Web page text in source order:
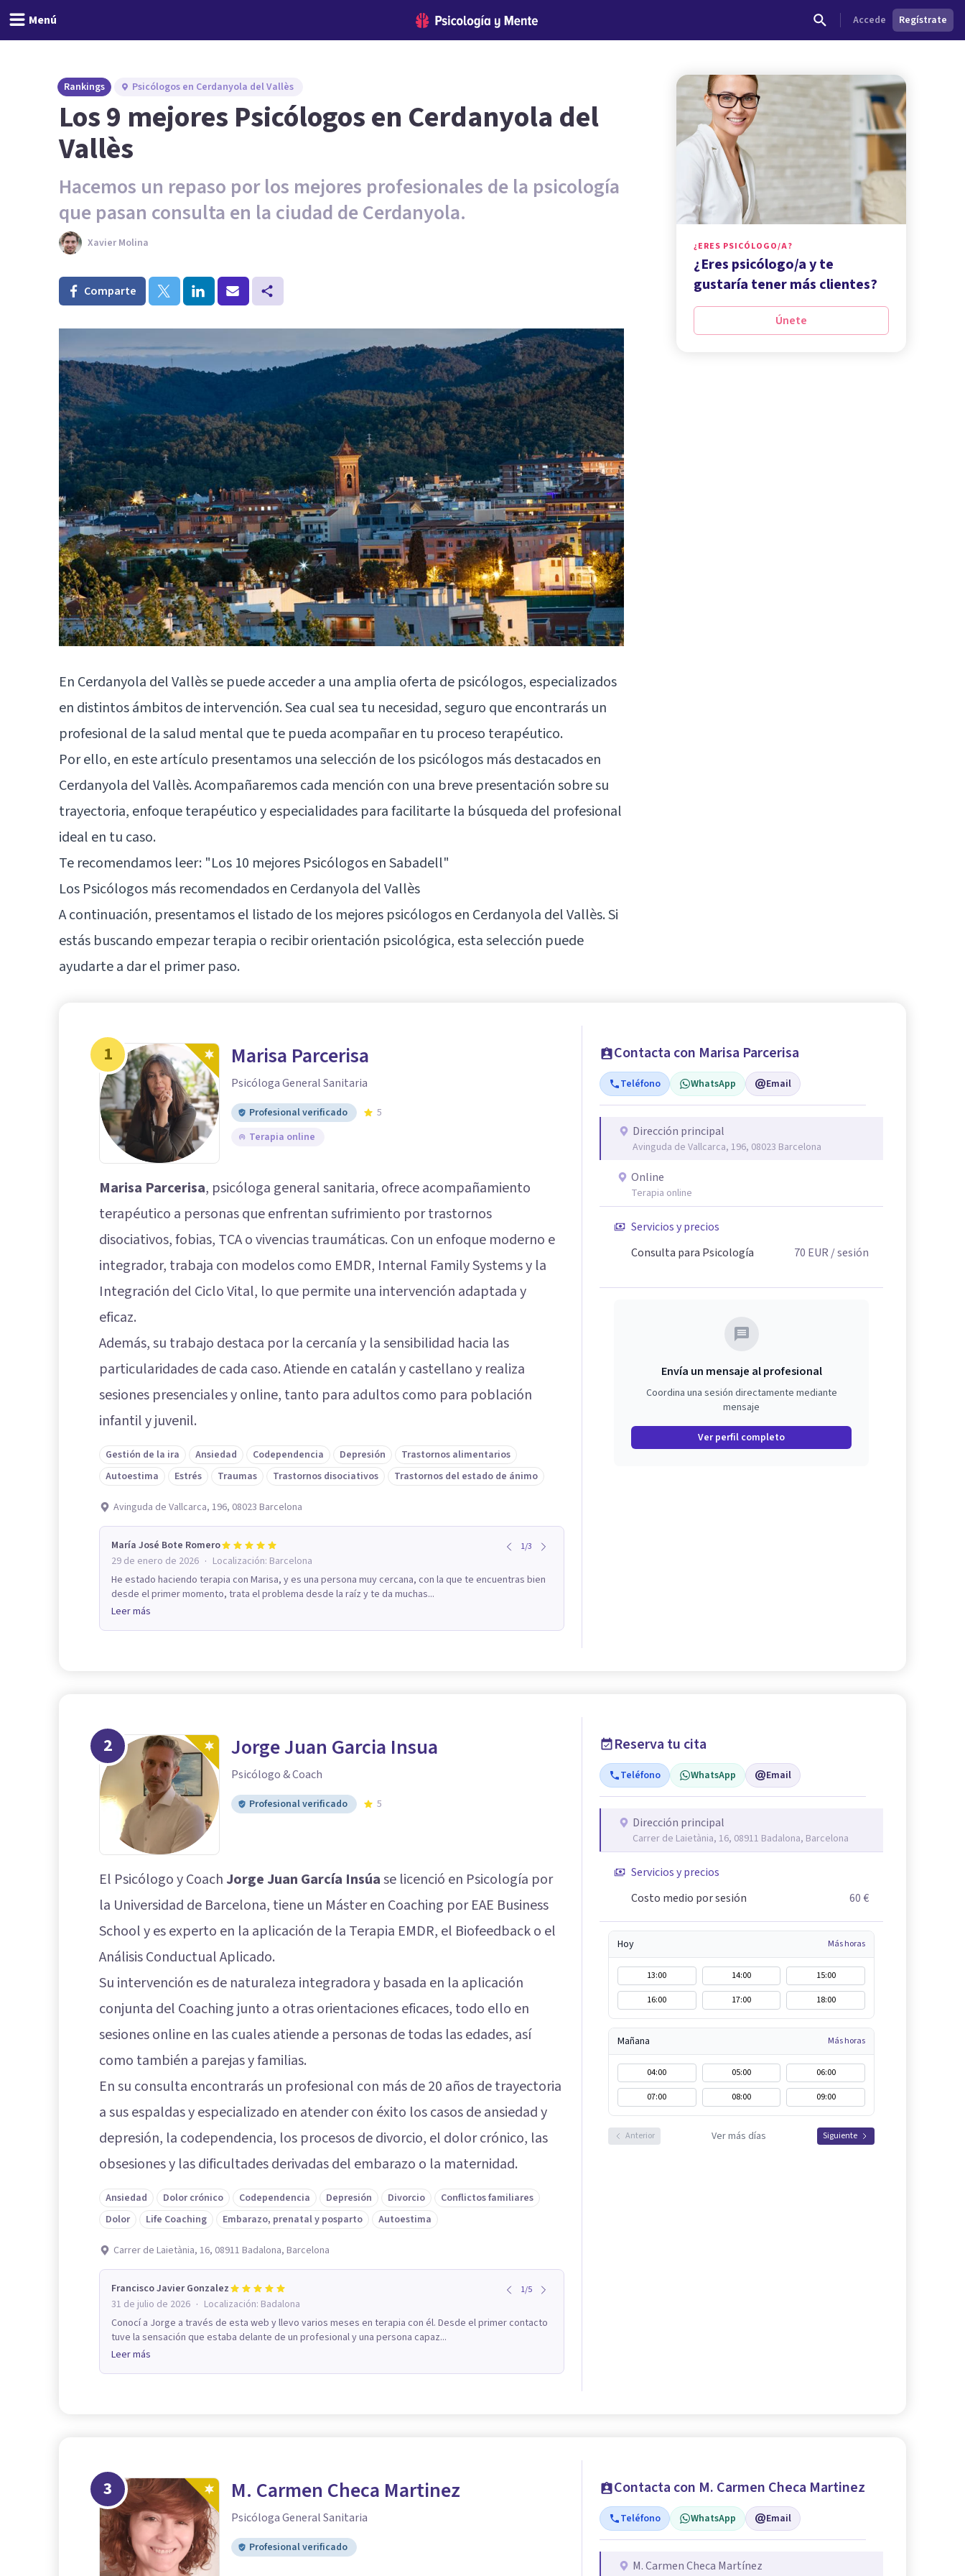
Menú Accede Regístrate
Rankings Psicólogos en Cerdanyola del Vallès
Los 9 mejores Psicólogos en Cerdanyola del
Vallès
Hacemos un repaso por los mejores profesionales de la psicología
que pasan consulta en la ciudad de Cerdanyola.
Xavier Molina
Comparte
En Cerdanyola del Vallès se puede acceder a una amplia oferta de psicólogos, especializados
en distintos ámbitos de intervención. Sea cual sea tu necesidad, seguro que encontrarás un
profesional de la salud mental que te pueda acompañar en tu proceso terapéutico.
Por ello, en este artículo presentamos una selección de los psicólogos más destacados en
Cerdanyola del Vallès. Acompañaremos cada mención con una breve presentación sobre su
trayectoria, enfoque terapéutico y especialidades para facilitarte la búsqueda del profesional
ideal en tu caso.
Te recomendamos leer: "Los 10 mejores Psicólogos en Sabadell"
Los Psicólogos más recomendados en Cerdanyola del Vallès
A continuación, presentamos el listado de los mejores psicólogos en Cerdanyola del Vallès. Si
estás buscando empezar terapia o recibir orientación psicológica, esta selección puede
ayudarte a dar el primer paso.
¿ERES PSICÓLOGO/A?
¿Eres psicólogo/a y te
gustaría tener más clientes?
Únete
1 Marisa Parcerisa
Psicóloga General Sanitaria
Profesional verificado
5
Terapia online
Marisa Parcerisa, psicóloga general sanitaria, ofrece acompañamiento
terapéutico a personas que enfrentan sufrimiento por trastornos
disociativos, fobias, TCA o vivencias traumáticas. Con un enfoque moderno e
integrador, trabaja con modelos como EMDR, Internal Family Systems y la
Integración del Ciclo Vital, lo que permite una intervención adaptada y
eficaz.
Además, su trabajo destaca por la cercanía y la sensibilidad hacia las
particularidades de cada caso. Atiende en catalán y castellano y realiza
sesiones presenciales y online, tanto para adultos como para población
infantil y juvenil.
Gestión de la ira Ansiedad Codependencia Depresión
Trastornos alimentarios
Autoestima
Estrés Traumas Trastornos disociativos Trastornos del estado de ánimo
Avinguda de Vallcarca, 196, 08023 Barcelona
María José Bote Romero 1/3
29 de enero de 2026 · Localización: Barcelona
He estado haciendo terapia con Marisa, y es una persona muy cercana, con la que te encuentras bien
desde el primer momento, trata el problema desde la raíz y te da muchas...
Leer más
Contacta con Marisa Parcerisa
Teléfono WhatsApp Email
Dirección principal
Avinguda de Vallcarca, 196, 08023 Barcelona
Online
Terapia online
Servicios y precios
Consulta para Psicología
70 EUR/ sesión
Envía un mensaje al profesional
Coordina una sesión directamente mediante
mensaje
Ver perfil completo
2 Jorge Juan Garcia Insua
Psicólogo & Coach
Profesional verificado 5
El Psicólogo y CoachJorge Juan García Insúase licenció en Psicología por
la Universidad de Barcelona, tiene un Máster en Coaching por EAE Business
School y es experto en la aplicación de la Terapia EMDR, el Biofeedback o el
Análisis Conductual Aplicado.
Su intervención es de naturaleza integradora y basada en la aplicación
conjunta del Coaching junto a otras orientaciones eficaces, todo ello en
sesiones online en las cuales atiende a personas de todas las edades, así
como también a parejas y familias.
En su consulta encontrarás un profesional con más de 20 años de trayectoria
a sus espaldas y especializado en atender con éxito los casos de ansiedad y
depresión, la codependencia, los procesos de divorcio, el dolor crónico, las
obsesiones y las dificultades derivadas del embarazo o la maternidad.
Ansiedad Dolor crónico Codependencia Depresión Divorcio
Conflictos familiares
Dolor
Life Coaching Embarazo, prenatal y posparto Autoestima
Carrer de Laietània, 16, 08911 Badalona, Barcelona
Francisco Javier Gonzalez 1/5
31 de julio de 2026 · Localización: Badalona
Conocí a Jorge a través de esta web y llevo varios meses en terapia con él. Desde el primer contacto
tuve la sensación que estaba delante de un profesional y una persona capaz...
Leer más
Reserva tu cita
Teléfono WhatsApp Email
Dirección principal
Carrer de Laietània, 16, 08911 Badalona, Barcelona
Servicios y precios
Costo medio por sesión
60 €
Hoy Más horas
13:00 14:00
15:00
16:00
17:00 18:00
Mañana Más horas
04:00 05:00
06:00
07:00
08:00 09:00
Anterior Ver más días Siguiente
3 M. Carmen Checa Martinez
Psicóloga General Sanitaria
Profesional verificado
Contacta con M. Carmen Checa Martinez
Teléfono WhatsApp Email
M. Carmen Checa Martínez